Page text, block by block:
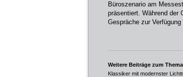
Büroszenario am
präsentiert. Während der
Gespräche zur
Weitere Beiträge zum
Klassiker mit modernster